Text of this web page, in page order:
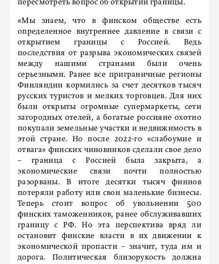
пересмотреть вопрос об открытии границы.
«Мы знаем, что в финском обществе есть
определенное внутреннее давление в связи с
открытием границы с Россией. Ведь
последствия от разрыва экономических связей
между нашими странами были очень
серьезными. Ранее все приграничные регионы
Финляндии кормились за счет десятков тысяч
русских туристов и мелких торговцев. Для них
были открыты огромные супермаркеты, сети
загородных отелей, а богатые россияне охотно
покупали земельные участки и недвижимость в
этой стране. Но после 2022-го «слабоумие и
отвага» финских чиновников сделали свое дело
– граница с Россией была закрыта, а
экономические связи почти полностью
разорваны. В итоге десятки тысяч финнов
потеряли работу или свои маленькие бизнесы.
Теперь стоит вопрос об увольнении 500
финских таможенников, ранее обслуживавших
границу с РФ. Но эта перспектива вряд ли
остановит финские власти в их движении к
экономической пропасти – значит, туда им и
дорога. Политическая близорукость должна